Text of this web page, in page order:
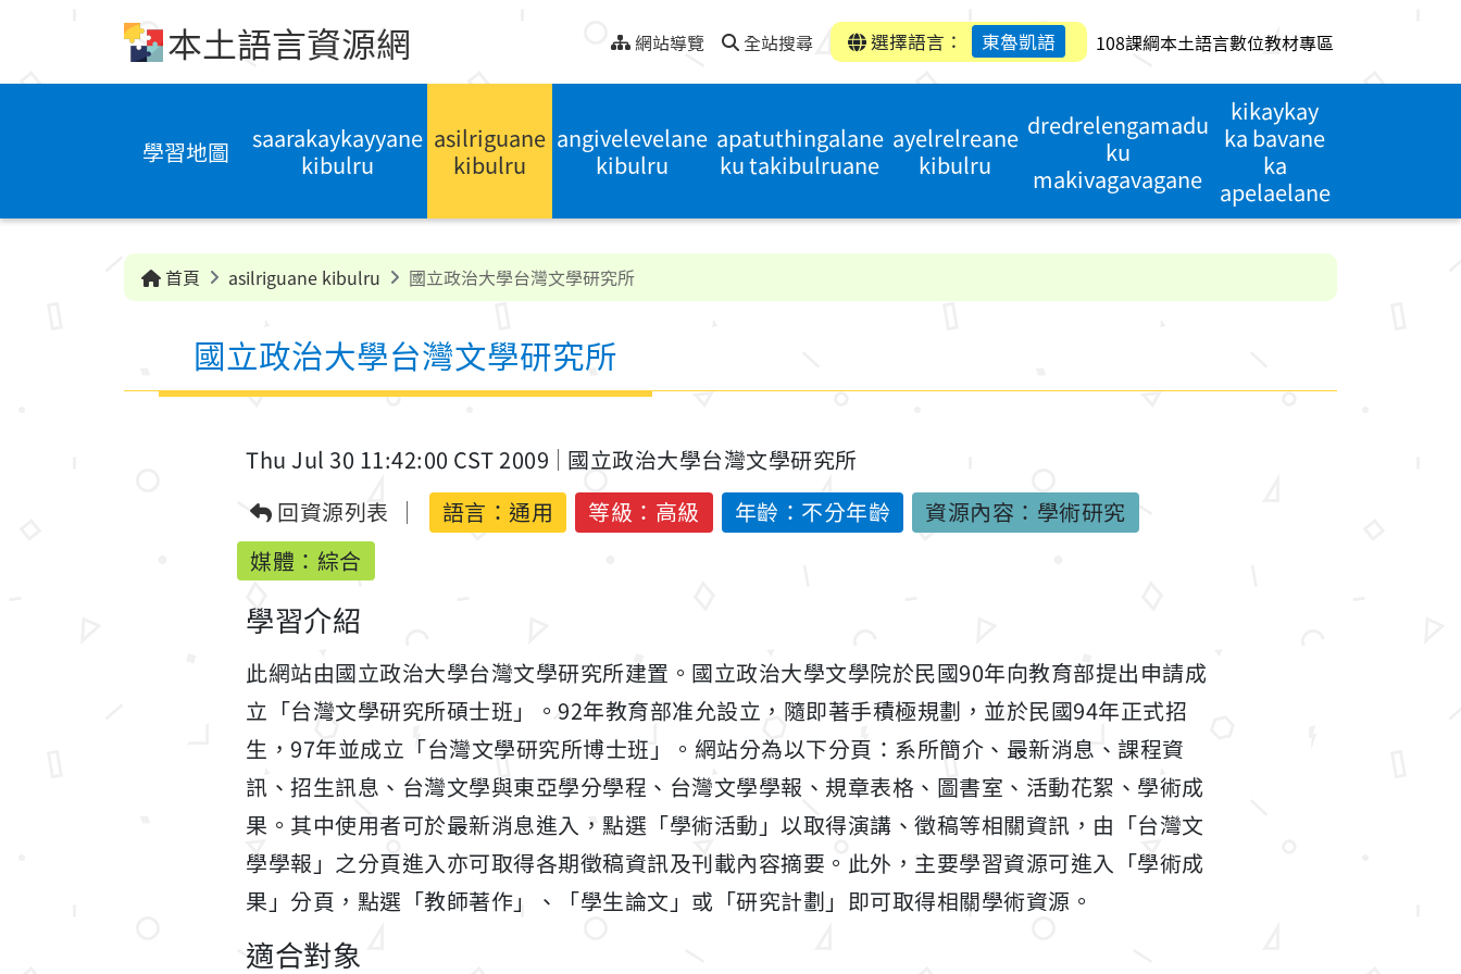
本土語言資源網 網站導覽 全站搜尋 選擇語言： 東魯凱語 108課綱本土語言數位教材專區
學習地圖
saarakaykayyane
kibulru
asilriguane
kibulru
angivelevelane
kibulru
apatuthingalane
ku takibulruane
ayelrelreane
kibulru
dredrelengamadu
ku
makivagavagane
kikaykay
ka bavane
ka
apelaelane
首頁 asilriguane kibulru 國立政治大學台灣文學研究所
國立政治大學台灣文學研究所
Thu Jul 30 11:42:00 CST 2009
國立政治大學台灣文學研究所
回資源列表
語言： 通用 等級：高級 年齡：不分年齡
資源內容：學術研究
媒體：綜合
學習介紹
此網站由國立政治大學台灣文學研究所建置。國立政治大學文學院於民國90年向教育部提出申請成
立「台灣文學研究所碩士班」。92年教育部准允設立，隨即著手積極規劃，並於民國94年正式招
生，97年並成立「台灣文學研究所博士班」。網站分為以下分頁：系所簡介、最新消息、課程資
訊、招生訊息、台灣文學與東亞學分學程、台灣文學學報、規章表格、圖書室、活動花絮、學術成
果。其中使用者可於最新消息進入，點選「學術活動」以取得演講、徵稿等相關資訊，由「台灣文
學學報」之分頁進入亦可取得各期徵稿資訊及刊載內容摘要。此外，主要學習資源可進入「學術成
果」分頁，點選「教師著作」、「學生論文」或「研究計劃」即可取得相關學術資源。
適合對象